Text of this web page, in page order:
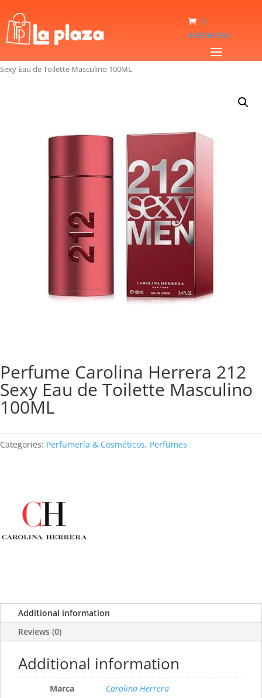
0
elementos
Perfume Carolina Herrera 212
Sexy Eau de Toilette Masculino 100ML
Perfume Carolina Herrera 212
Sexy Eau de Toilette Masculino
100ML
Categories: Perfumería & Cosméticos, Perfumes
Additional information
Reviews (0)
Additional information
Marca Carolina Herrera